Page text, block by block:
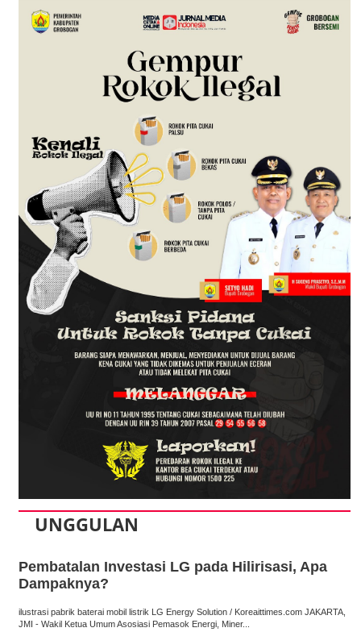
UNGGULAN
Pembatalan Investasi LG pada Hilirisasi, Apa
Dampaknya?
ilustrasi pabrik baterai mobil listrik LG Energy Solution / Koreaittimes.com JAKARTA,
JMI - Wakil Ketua Umum Asosiasi Pemasok Energi, Miner...